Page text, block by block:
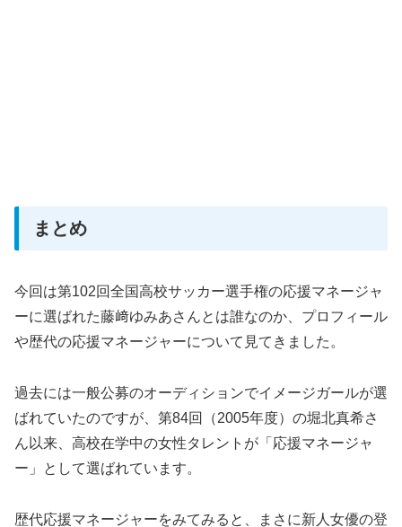
まとめ
今回は第102回全国高校サッカー選手権の応援マネージャ
ーに選ばれた藤﨑ゆみあさんとは誰なのか、プロフィール
や歴代の応援マネージャーについて見てきました。
過去には一般公募のオーディションでイメージガールが選
ばれていたのですが、第84回（2005年度）の堀北真希さ
ん以来、高校在学中の女性タレントが「応援マネージャ
ー」として選ばれています。
歴代応援マネージャーをみてみると、まさに新人女優の登